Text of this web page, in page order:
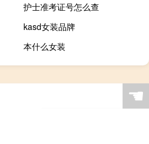
护士准考证号怎么查
kasd女装品牌
本什么女装
☚